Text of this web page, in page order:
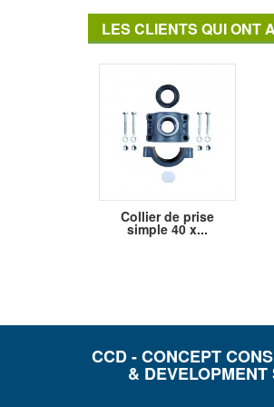
LES CLIENTS QUI ONT
Collier de prise
simple 40 x...
CCD - CONCEPT
& DEVELOPMENT